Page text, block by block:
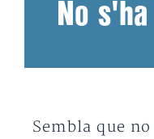
No
Sembla que